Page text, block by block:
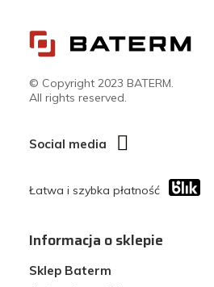
© Copyright 2023 BATERM.
All rights reserved.
Social media
Łatwa i szybka płatność
Informacja o sklepie
Sklep Baterm